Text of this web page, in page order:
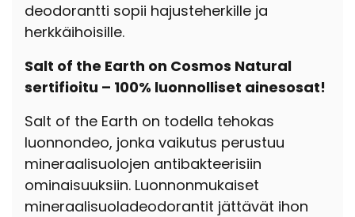
deodorantti sopii hajusteherkille ja
herkkäihoisille.
Salt of the Earth on Cosmos Natural
sertifioitu – 100% luonnolliset ainesosat!
Salt of the Earth on todella tehokas
luonnondeo, jonka vaikutus perustuu
mineraalisuolojen antibakteerisiin
ominaisuuksiin. Luonnonmukaiset
mineraalisuoladeodorantit jättävät ihon